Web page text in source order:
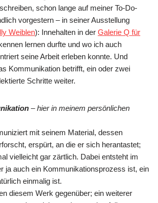
schon lange auf meiner To-Do-
vorgestern – in seiner Ausstellung
Weiblen): Innehalten in der Galerie Q für
lernen durfte und wo ich auch
seine Arbeit erleben konnte. Und
Kommunikation betrifft, ein oder zwei
Schritte weiter.
– hier in meinem persönlichen
mit seinem Material, dessen
erspürt, an die er sich herantastet;
vielleicht gar zärtlich. Dabei entsteht im
ja auch ein Kommunikationsprozess ist, ein
einmalig ist.
diesem Werk gegenüber; ein weiterer